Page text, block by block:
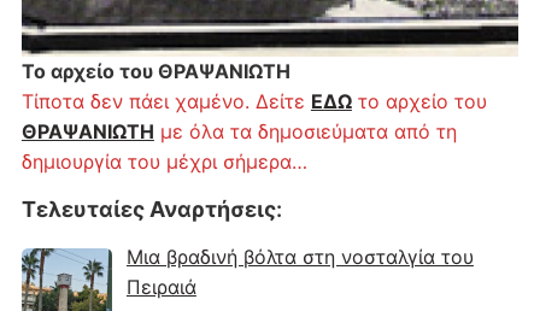
Το αρχείο του ΘΡΑΨΑΝΙΩΤΗ
Τίποτα δεν πάει χαμένο. Δείτε ΕΔΩτο αρχείο του
ΘΡΑΨΑΝΙΩΤΗ με όλα τα δημοσιεύματα από τη
δημιουργία του μέχρι σήμερα…
Τελευταίες Αναρτήσεις:
Μια βραδινή βόλτα στη νοσταλγία του
Πειραιά